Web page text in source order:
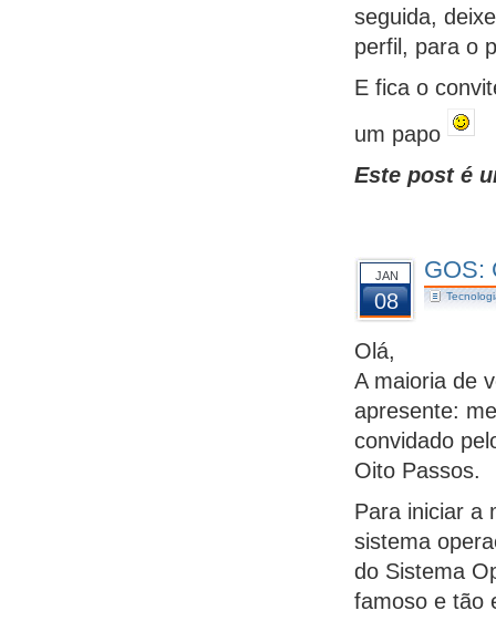
seguida,
perfil, para o
E fica o
um papo
Este post é
JAN
08
GOS:
Olá,
A maioria de
apresente:
convidado
Oito Passos.
Para iniciar a
sistema
do Sistema
famoso e tão